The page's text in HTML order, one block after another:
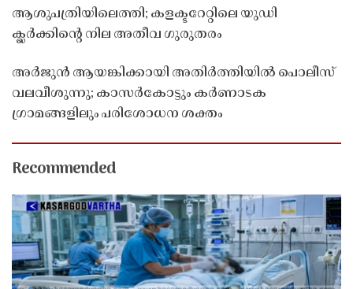
ആശുപത്രിയിലെത്തി; കളക്ടറേറ്റിലെ യുഡി
ക്ലർക്കിൻ്റെ നില അതീവ ഗുരുതരം
അർജുൻ ആയങ്കിക്കായി അതിർത്തിയിൽ പൊലീസ്
വലവീശുന്നു; കാസർകോട്ടും കർണാടക
ഗ്രാമങ്ങളിലും പരിശോധന ശക്തം
Recommended